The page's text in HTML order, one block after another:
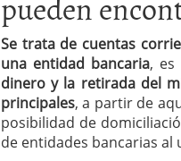
Se trata de cuentas
una entidad bancaria,
dinero y la retirada del
principales, a partir de
posibilidad de
de entidades bancarias al